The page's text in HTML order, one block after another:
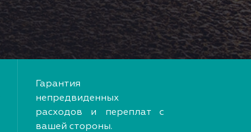
Гарантия
непредвиденных
расходов и переплат с
вашей стороны.